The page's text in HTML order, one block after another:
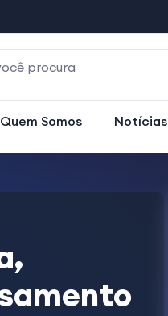
Quem Somos Notícias